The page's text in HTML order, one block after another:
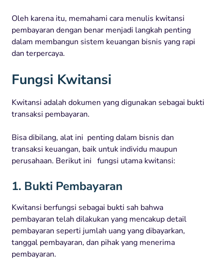
Oleh karena itu, memahami cara menulis kwitansi
pembayaran dengan benar menjadi langkah penting
dalam membangun sistem keuangan bisnis yang rapi
dan terpercaya.
Fungsi Kwitansi
Kwitansi adalah dokumen yang digunakan sebagai bukti
transaksi pembayaran.
Bisa dibilang, alat ini penting dalam bisnis dan
transaksi keuangan, baik untuk individu maupun
perusahaan. Berikut ini fungsi utama kwitansi:
1. Bukti Pembayaran
Kwitansi berfungsi sebagai bukti sah bahwa
pembayaran telah dilakukan yang mencakup detail
pembayaran seperti jumlah uang yang dibayarkan,
tanggal pembayaran, dan pihak yang menerima
pembayaran.